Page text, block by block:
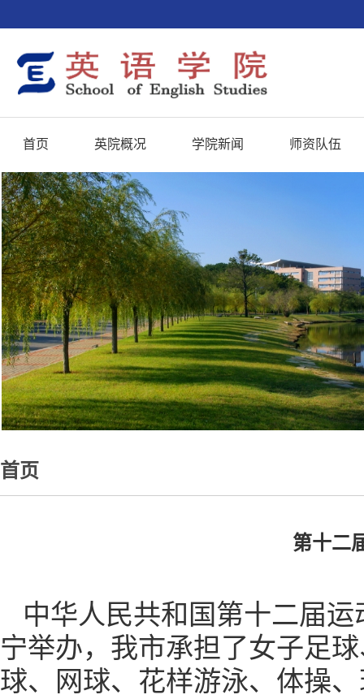
首页 英院概况 学院新闻 师资队伍
首页
第十二
中华人民共和国第十二届
宁举办，我市承担了女子足
球、网球、花样游泳、体操